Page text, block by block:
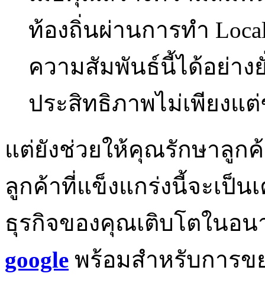
ท้องถิ่นผ่านการทำ
ความสัมพันธ์นี้ได้อย่าง
ประสิทธิภาพไม่เพียงแ
แต่ยังช่วยให้คุณรักษาลูก
ลูกค้าที่แข็งแกร่งนี้จะเป็น
ธุรกิจของคุณเติบโตในอ
google พร้อมสำหรับการข